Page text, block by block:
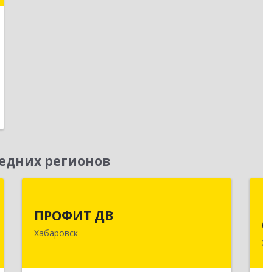
регионов
ПРОФИТ ДВ
Хабаровск
680000, Хабаровский край, Хабаровск
г, Муравьева-Амурского ул, дом № 25,